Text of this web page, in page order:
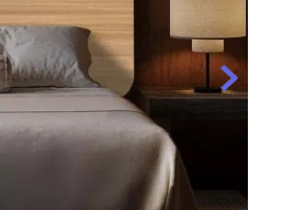
9.
natasha
10. camas